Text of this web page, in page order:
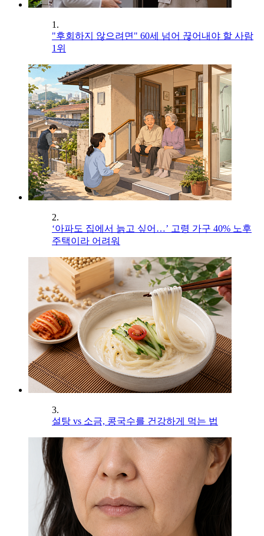
1.
"후회하지 않으려면" 60세 넘어 끊어내야 할 사람
1위
2.
‘아파도 집에서 늙고 싶어…’ 고령 가구 40% 노후
주택이라 어려워
3.
설탕 vs 소금, 콩국수를 건강하게 먹는 법